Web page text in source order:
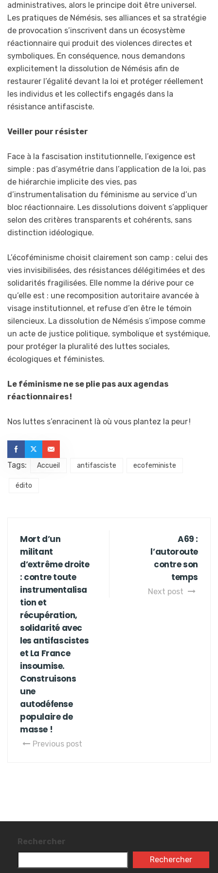
administratives, alors le principe doit être universel.
Les pratiques de Némésis, ses alliances et sa stratégie
de provocation s’inscrivent dans un écosystème
réactionnaire qui produit des violences directes et
symboliques. En conséquence, nous demandons
explicitement la dissolution de Némésis afin de
restaurer l’égalité devant la loi et protéger réellement
les individus et les collectifs engagés dans la
résistance antifasciste.
Veiller pour résister
Face à la fascisation institutionnelle, l’exigence est
simple : pas d’asymétrie dans l’application de la loi, pas
de hiérarchie implicite des vies, pas
d’instrumentalisation du féminisme au service d’un
bloc réactionnaire. Les dissolutions doivent s’appliquer
selon des critères transparents et cohérents, sans
distinction idéologique.
L’écoféminisme choisit clairement son camp : celui des
vies invisibilisées, des résistances délégitimées et des
solidarités fragilisées. Elle nomme la dérive pour ce
qu’elle est : une recomposition autoritaire avancée à
visage institutionnel, et refuse d’en être le témoin
silencieux. La dissolution de Némésis s’impose comme
un acte de justice politique, symbolique et systémique,
pour protéger la pluralité des luttes sociales,
écologiques et féministes.
Le féminisme ne se plie pas aux agendas
réactionnaires !
Nos luttes s’enracinent là où vous plantez la peur !
Tags: Accueil antifasciste ecofeministe
édito
Mort d’un
militant
d’extrême droite
: contre toute
instrumentalisa
tion et
récupération,
solidarité avec
les antifascistes
et La France
insoumise.
Construisons
une
autodéfense
populaire de
masse !
Previous post
A69 :
l’autoroute
contre son
temps
Next post
Rechercher
Rechercher